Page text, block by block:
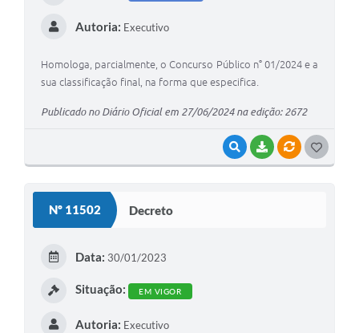
VISUALIZAR
BAIXARVÍNCULOS
Autoria: Executivo
Homologa, parcialmente, o Concurso Público n° 01/2024 e a
sua classificação final, na forma que especifica.
Publicado no Diário Oficial em 27/06/2024 na edição: 2672
Nº 11502 Decreto
Data: 30/01/2023
Situação: EM VIGOR
Autoria: Executivo